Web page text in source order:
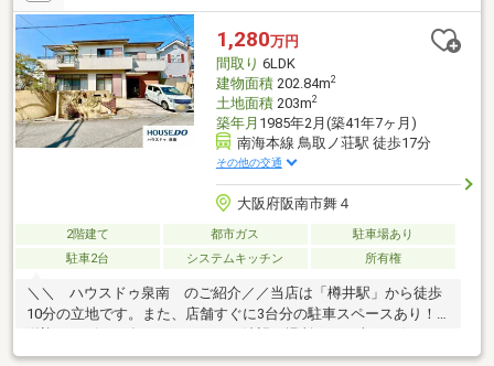
1,280万円
間取り 6LDK
建物面積202.84m2
土地面積203m2
築年月 1985年2月(築41年7ヶ月)
南海本線 鳥取ノ荘駅 徒歩17分
その他の交通
大阪府阪南市舞４
2階建て 都市ガス
駐車場あり
駐車2台
システムキッチン 所有権
＼＼ ハウスドゥ泉南 のご紹介／／当店は「樽井駅」から徒歩
10分の立地です。また、店舗すぐに3台分の駐車スペースあり！
送迎サービスも有りますので、ご希望の場所までお車でお伺いし
ます♪【無料不動産購入相談会 実施中！】物件探しだけでなく、